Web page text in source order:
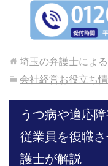
埼玉の弁護士によ
会社経営お役立ち
うつ病や適応
従業員を復職
護士が解説